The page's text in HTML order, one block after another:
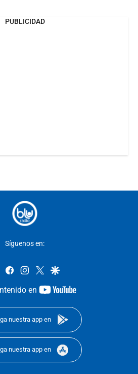
PUBLICIDAD
Síguenos en:
whatsappfacebookinstagram
twittergoogle
en
youtube-
nuestra app en
nuestra app en